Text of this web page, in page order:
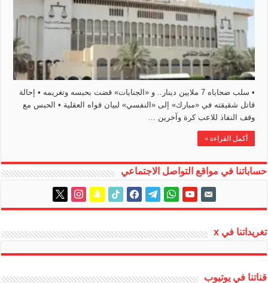
• سلب ضحاياه 7 ملايين دينار.. و «الجنايات» قضت بحبسه وتغريمه • إحالة
قاتل شقيقته في «مبارك» إلى «النفسي» لبيان قواه العقلية • الحبس مع
وقف النفاذ للاعب كرة وآخرين …
أكمل القراءة »
حساباتنا في مواقع التواصل الاجتماعي
email-
alt
youtube
whatsapp
telegram
facebook
tiktok
snapchat
instagram
x
تغريداتنا في x
قناتنا في يوتيوب